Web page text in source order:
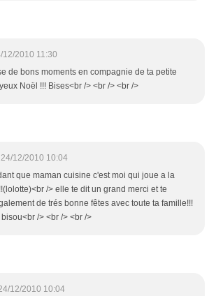
12/2010 11:30
de bons moments en compagnie de ta petite
Noël !!! Bises<br /> <br /> <br />
24/12/2010 10:04
que maman cuisine c'est moi qui joue a la
/> elle te dit un grand merci et te
de trés bonne fêtes avec toute ta famille!!!
/> <br /> <br />
12/2010 10:04